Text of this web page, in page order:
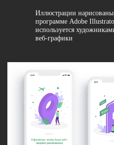
Иллюстрации
программе Adobe
используется
веб-графики